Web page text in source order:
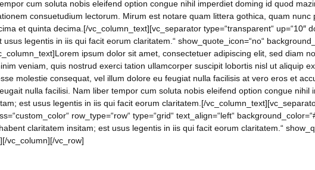
cum soluta nobis eleifend option congue nihil imperdiet doming id quod
consuetudium lectorum. Mirum est notare quam littera gothica, quam nunc
et quinta decima.[/vc_column_text][vc_separator type=“transparent“ up=“10″
legentis in iis qui facit eorum claritatem.“ show_quote_icon=“no“
ipsum dolor sit amet, consectetuer adipiscing elit, sed diam
veniam, quis nostrud exerci tation ullamcorper suscipit lobortis nisl ut aliquip
molestie consequat, vel illum dolore eu feugiat nulla facilisis at vero eros et
nulla facilisi. Nam liber tempor cum soluta nobis eleifend option congue nihil
est usus legentis in iis qui facit eorum claritatem.[/
row_type=“row“ type=“grid“ text_align=“left“
claritatem insitam; est usus legentis in iis qui facit eorum claritatem.“
vc_column][/vc_row]